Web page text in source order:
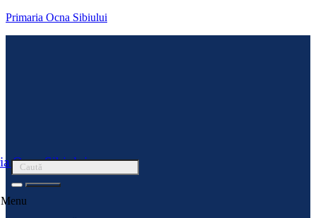
Primaria Ocna Sibiului
Ocna Sibiului
Menu